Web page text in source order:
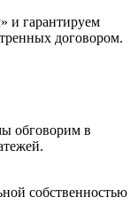
и гарантируем
договором.
обговорим в
собственностью